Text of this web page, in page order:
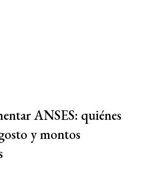
ANSES: quiénes
y montos